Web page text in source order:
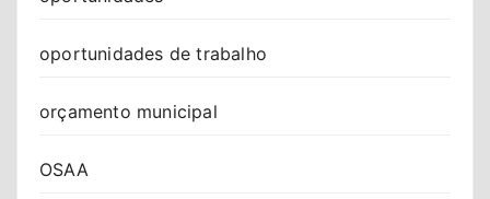
oportunidades de trabalho
orçamento municipal
OSAA